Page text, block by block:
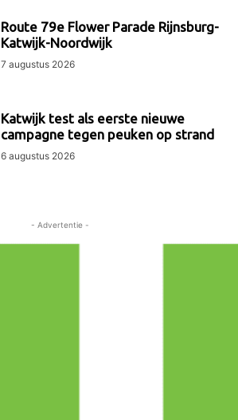
Route 79e Flower Parade Rijnsburg-
Katwijk-Noordwijk
7 augustus 2026
Katwijk test als eerste nieuwe
campagne tegen peuken op strand
6 augustus 2026
- Advertentie -